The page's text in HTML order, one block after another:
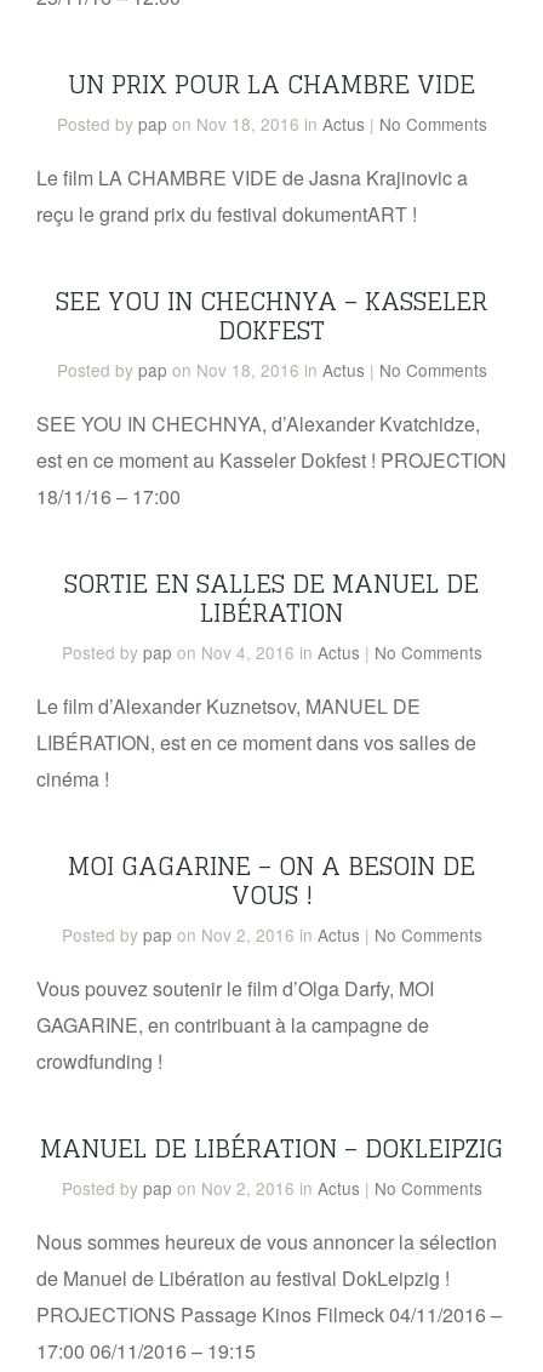
UN PRIX POUR LA CHAMBRE VIDE
Posted by pap on Nov 18, 2016 in Actus | No Comments
Le film LA CHAMBRE VIDE de Jasna Krajinovic a
reçu le grand prix du festival dokumentART !
SEE YOU IN CHECHNYA – KASSELER
DOKFEST
Posted by pap on Nov 18, 2016 in Actus | No Comments
SEE YOU IN CHECHNYA, d’Alexander Kvatchidze,
est en ce moment au Kasseler Dokfest ! PROJECTION
18/11/16 – 17:00
SORTIE EN SALLES DE MANUEL DE
LIBÉRATION
Posted by pap on Nov 4, 2016 in Actus | No Comments
Le film d’Alexander Kuznetsov, MANUEL DE
LIBÉRATION, est en ce moment dans vos salles de
cinéma !
MOI GAGARINE – ON A BESOIN DE
VOUS !
Posted by pap on Nov 2, 2016 in Actus | No Comments
Vous pouvez soutenir le film d’Olga Darfy, MOI
GAGARINE, en contribuant à la campagne de
crowdfunding !
MANUEL DE LIBÉRATION – DOKLEIPZIG
Posted by pap on Nov 2, 2016 in Actus | No Comments
Nous sommes heureux de vous annoncer la sélection
de Manuel de Libération au festival DokLeipzig !
PROJECTIONS Passage Kinos Filmeck 04/11/2016 –
17:00 06/11/2016 – 19:15